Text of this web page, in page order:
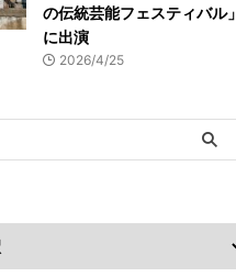
の伝統芸能フェスティバル」
に出演
2026/4/25